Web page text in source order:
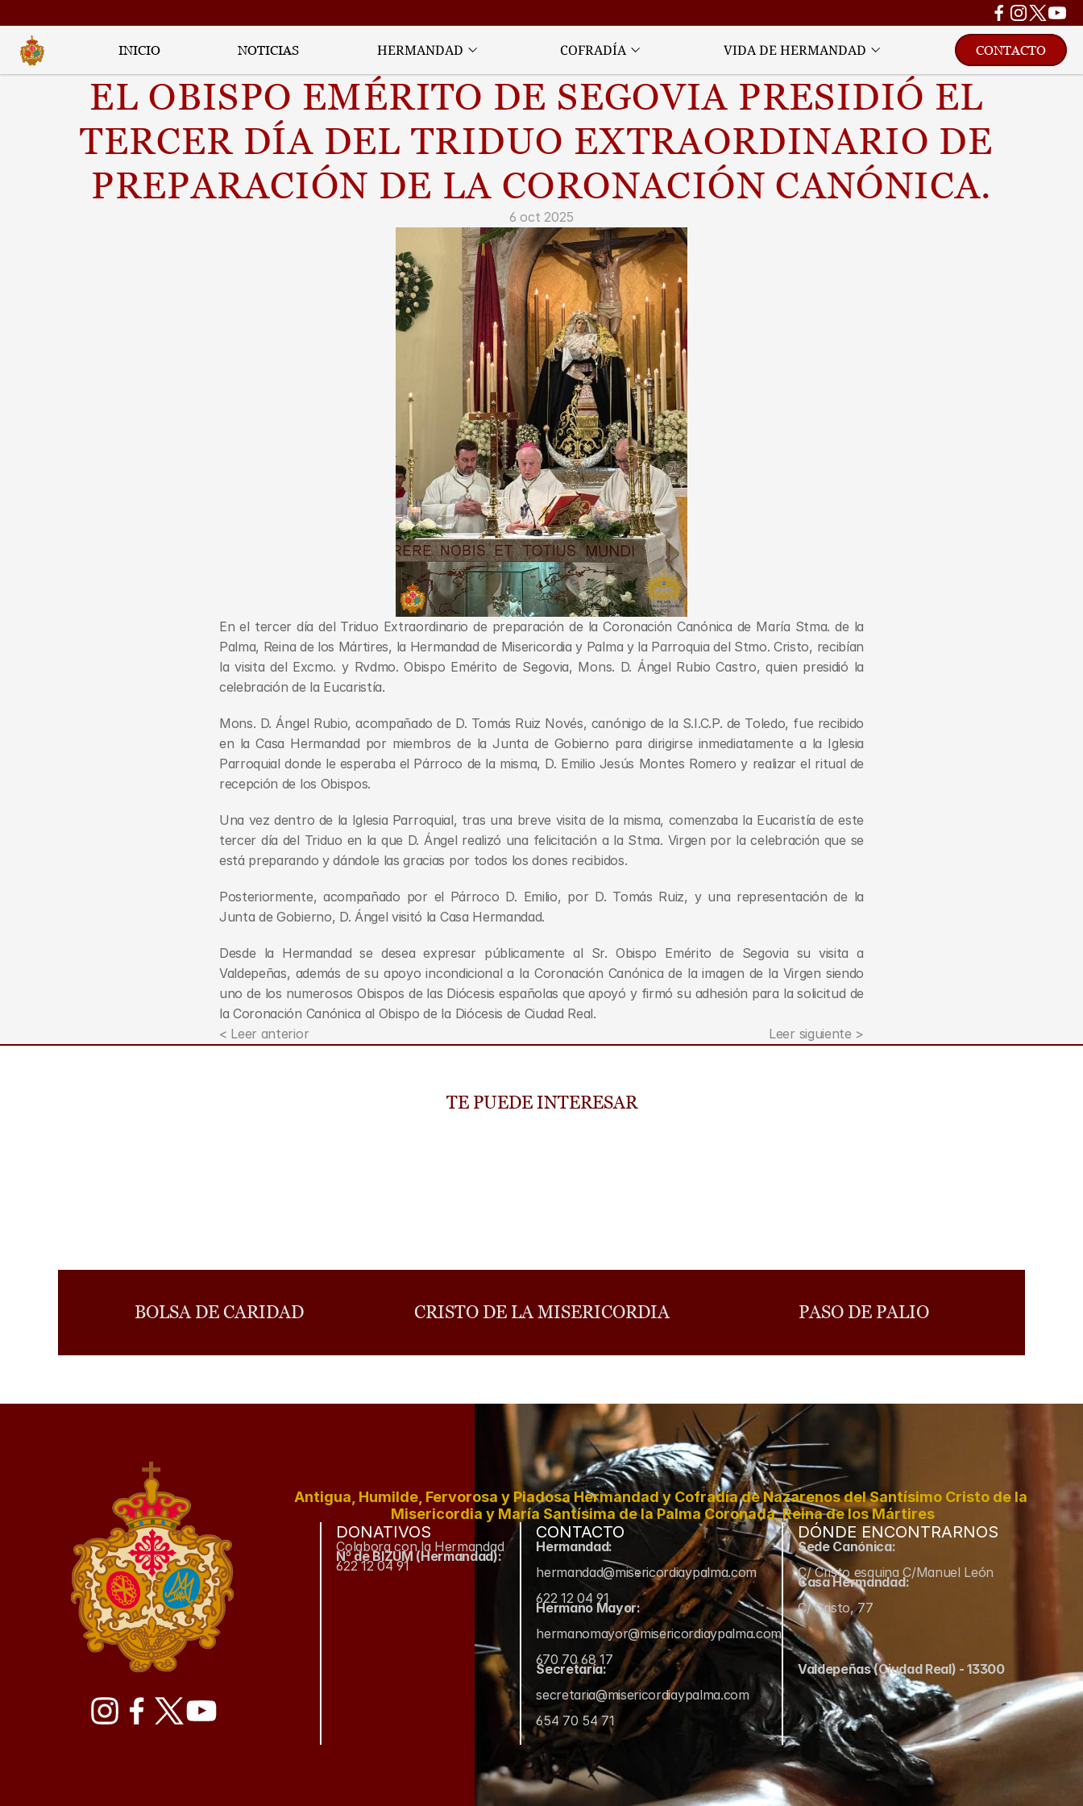
INICIO NOTICIAS HERMANDAD COFRADÍA VIDA DE HERMANDAD CONTACTO
EL OBISPO EMÉRITO DE SEGOVIA PRESIDIÓ EL
TERCER DÍA DEL TRIDUO EXTRAORDINARIO DE
PREPARACIÓN DE LA CORONACIÓN CANÓNICA.
6 oct 2025
En el tercer día del Triduo Extraordinario de preparación de la Coronación Canónica de María Stma. de la
Palma, Reina de los Mártires, la Hermandad de Misericordia y Palma y la Parroquia del Stmo. Cristo, recibían
la visita del Excmo. y Rvdmo. Obispo Emérito de Segovia, Mons. D. Ángel Rubio Castro, quien presidió la
celebración de la Eucaristía.
Mons. D. Ángel Rubio, acompañado de D. Tomás Ruiz Novés, canónigo de la S.I.C.P. de Toledo, fue recibido
en la Casa Hermandad por miembros de la Junta de Gobierno para dirigirse inmediatamente a la Iglesia
Parroquial donde le esperaba el Párroco de la misma, D. Emilio Jesús Montes Romero y realizar el ritual de
recepción de los Obispos.
Una vez dentro de la Iglesia Parroquial, tras una breve visita de la misma, comenzaba la Eucaristía de este
tercer día del Triduo en la que D. Ángel realizó una felicitación a la Stma. Virgen por la celebración que se
está preparando y dándole las gracias por todos los dones recibidos.
Posteriormente, acompañado por el Párroco D. Emilio, por D. Tomás Ruiz, y una representación de la
Junta de Gobierno, D. Ángel visitó la Casa Hermandad.
Desde la Hermandad se desea expresar públicamente al Sr. Obispo Emérito de Segovia su visita a
Valdepeñas, además de su apoyo incondicional a la Coronación Canónica de la imagen de la Virgen siendo
uno de los numerosos Obispos de las Diócesis españolas que apoyó y firmó su adhesión para la solicitud de
la Coronación Canónica al Obispo de la Diócesis de Ciudad Real.
< Leer anterior
Leer siguiente >
TE PUEDE INTERESAR
BOLSA DE CARIDAD CRISTO DE LA MISERICORDIA PASO DE PALIO
Antigua, Humilde, Fervorosa y Piadosa Hermandad y Cofradía de Nazarenos del Santísimo Cristo de la
Misericordia y María Santísima de la Palma Coronada, Reina de los Mártires
DONATIVOS
Colabora con la Hermandad
Nº de BIZUM (Hermandad):
622 12 04 91
CONTACTO
Hermandad:
hermandad@misericordiaypalma.com
622 12 04 91
Hermano Mayor:
hermanomayor@misericordiaypalma.com
670 70 68 17
Secretaría:
secretaria@misericordiaypalma.com
654 70 54 71
DÓNDE ENCONTRARNOS
Sede Canónica:
C/ Cristo esquina C/Manuel León
Casa Hermandad:
C/ Cristo, 77
Valdepeñas (Ciudad Real) - 13300